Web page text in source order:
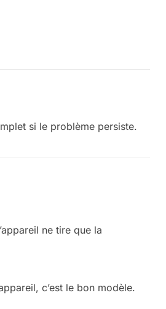
si le problème persiste.
ne tire que la
c’est le bon modèle.